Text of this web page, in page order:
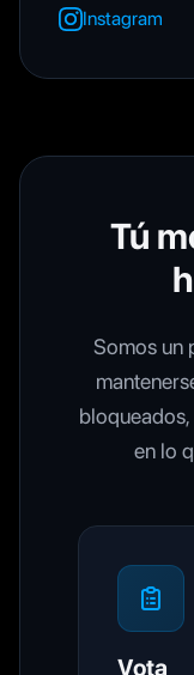
Instagram
Tú
Somos un
en lo
Vota